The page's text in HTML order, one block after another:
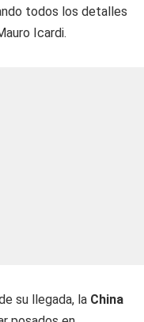
todos los detalles
Icardi.
su llegada, la China